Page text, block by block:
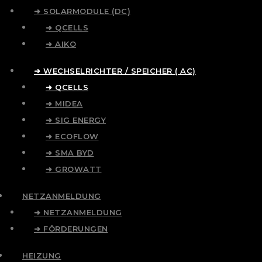
➜ SOLARMODULE (DC)
➜ QCELLS
➜ AIKO
➜ WECHSELRICHTER / SPEICHER ( AC)
➜ QCELLS
➜ MIDEA
➜ SIG ENERGY
➜ ECOFLOW
➜ SMA BYD
➜ GROWATT
NETZANMELDUNG
➜ NETZANMELDUNG
➜ FÖRDERUNGEN
HEIZUNG